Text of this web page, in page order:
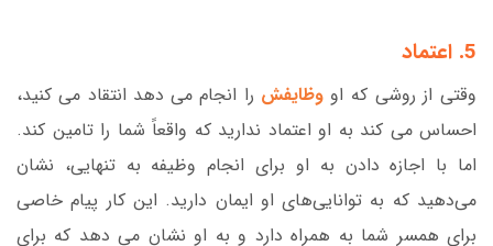
5. اعتماد
وقتی از روشی که او وظایفش را انجام می دهد انتقاد می کنید،
احساس می کند به او اعتماد ندارید که واقعاً شما را تامین کند.
اما با اجازه دادن به او برای انجام وظیفه به تنهایی، نشان
می‌دهید که به توانایی‌های او ایمان دارید. این کار پیام خاصی
برای همسر شما به همراه دارد و به او نشان می دهد که برای